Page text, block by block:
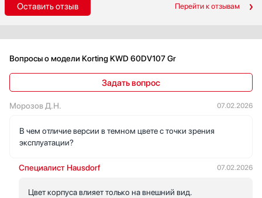
Оставить отзыв Перейти к отзывам
Вопросы о модели Korting KWD 60DV107 Gr
Задать вопрос
Морозов Д.Н. 07.02.2026
В чем отличие версии в темном цвете с точки зрения
эксплуатации?
Специалист Hausdorf 07.02.2026
Цвет корпуса влияет только на внешний вид.